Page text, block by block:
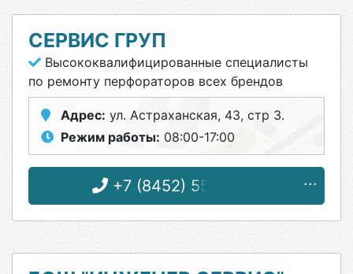
СЕРВИС ГРУП
Высококвалифицированные специалисты
по ремонту перфораторов всех брендов
Адрес: ул. Астраханская, 43, стр 3.
Режим работы: 08:00-17:00
+7 (8452) 55-58-28